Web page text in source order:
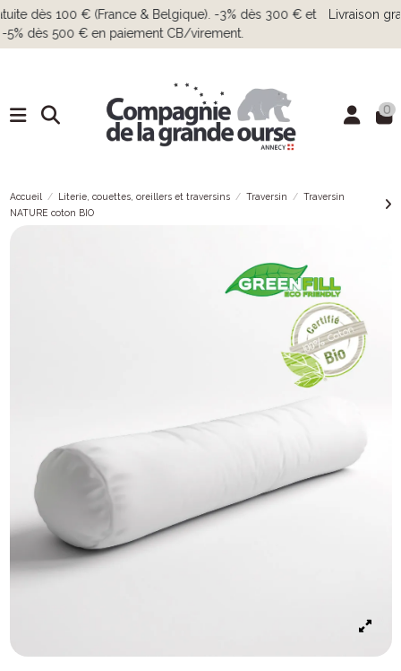
Livraison gratuite dès 100 € (France & Belgique). -3% dès 300 € et
-5% dès 500 € en paiement CB/virement.
0
Accueil Literie, couettes, oreillers et traversins Traversin
Traversin
NATURE coton BIO